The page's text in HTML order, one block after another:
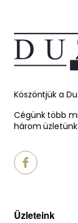
Köszöntjük a
Cégünk több
három üzletünk
Üzleteink